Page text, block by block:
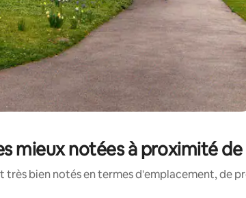
mieux notées à proximité
très bien notés en termes d'emplacement, de